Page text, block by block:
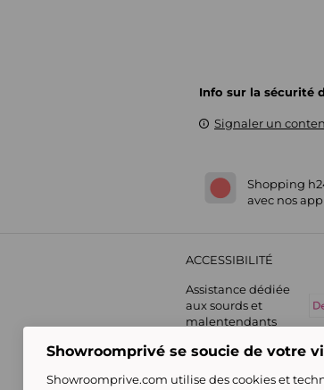
Info sur la sécurité
Signaler un
Shopping
avec nos
ACCESSIBILITÉ
Assistance dédiée
aux sourds et
malentendants
Showroomprivé se soucie de votre
Showroomprive.com utilise des cookies et